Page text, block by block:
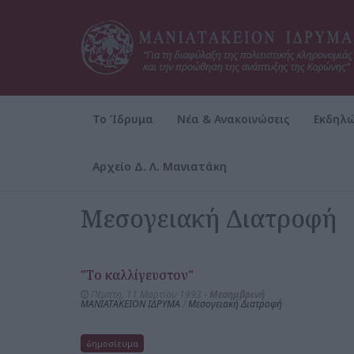
Το Ίδρυμα Νέα & Ανακοινώσεις
Αρχείο Δ. Λ. Μανιατάκη
Μεσογειακή Διατροφή
"Το καλλίγευστον"
ΜΑΝΙΑΤΑΚΕΙΟΝ ΙΔΡΥΜΑ Μεσογειακή Διατροφή
δημοσίευμα